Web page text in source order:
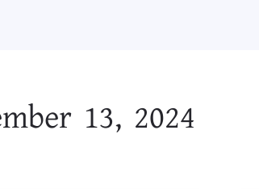
13, 2024